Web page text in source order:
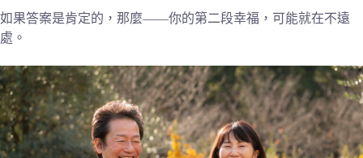
如果答案是肯定的，那麼——你的第二段幸福，可能就在不遠
處。